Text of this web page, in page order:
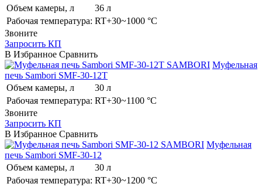
Объем камеры, л
36 л
Рабочая температура: RT+30~1000 °C
Звоните
Запросить КП
В Избранное Сравнить
SAMBORI Муфельная
печь Sambori SMF-30-12T
Объем камеры, л
30 л
Рабочая температура: RT+30~1100 °C
Звоните
Запросить КП
В Избранное Сравнить
SAMBORI Муфельная
печь Sambori SMF-30-12
Объем камеры, л
30 л
Рабочая температура: RT+30~1200 °C